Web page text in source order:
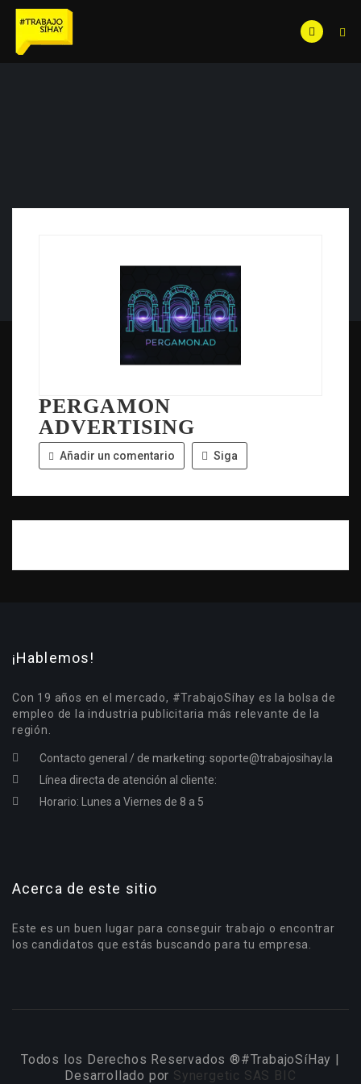
PERGAMON
ADVERTISING
Añadir un comentario Siga
¡Hablemos!
Con 19 años en el mercado, #TrabajoSíhay es la bolsa de
empleo de la industria publicitaria más relevante de la
región.
Contacto general / de marketing: soporte@trabajosihay.la
Línea directa de atención al cliente:
Horario: Lunes a Viernes de 8 a 5
Acerca de este sitio
Este es un buen lugar para conseguir trabajo o encontrar
los candidatos que estás buscando para tu empresa.
Todos los Derechos Reservados ®#TrabajoSíHay |
Desarrollado por Synergetic SAS BIC